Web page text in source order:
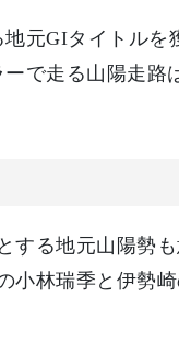
元GIタイトルを
で走る山陽走路
する地元山陽勢
小林瑞季と伊勢